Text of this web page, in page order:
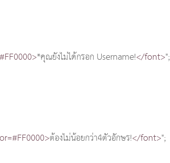
*คุณยังไม่ได้กรอก Username!</font>";
ต้องไม่น้อยกว่า4ตัวอักษร!</font>";